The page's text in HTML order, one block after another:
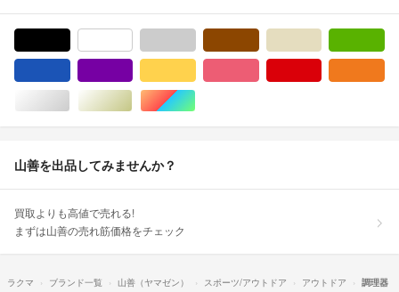
シルバー/銀色系ゴールド/金色系マルチカラー
山善を出品してみませんか？
買取よりも高値で売れる!
まずは山善の売れ筋価格をチェック
ラクマ ブランド一覧 山善（ヤマゼン） スポーツ/アウトドア アウトドア
調理器